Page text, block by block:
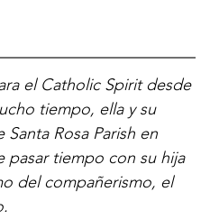
el Catholic Spirit desde
tiempo, ella y su
Rosa Parish en
pasar tiempo con su hija
del compañerismo, el